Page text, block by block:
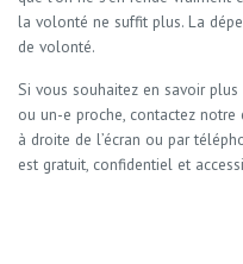
la volonté ne suffit plus. La
de volonté.
Si vous souhaitez en savoir
ou un-e proche, contactez
à droite de l’écran ou par
est gratuit, confidentiel et